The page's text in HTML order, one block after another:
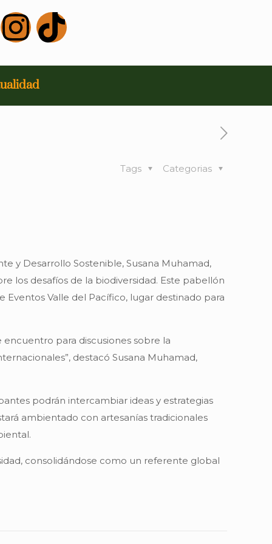
Categorias
Tags
y Desarrollo Sostenible, Susana Muhamad,
los desafíos de la biodiversidad. Este pabellón
Valle del Pacífico, lugar destinado para
encuentro para discusiones sobre la
destacó Susana Muhamad,
podrán intercambiar ideas y estrategias
ambientado con artesanías tradicionales
consolidándose como un referente global